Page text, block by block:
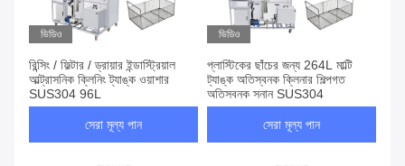
ভিডিও
রিন্সিং / ফিল্টার / ড্রায়ার ইন্ডাস্ট্রিয়াল
আল্ট্রাসনিক ক্লিনিং ট্যাঙ্ক ওয়াশার
SUS304 96L
সেরা মূল্য পান
ভিডিও
প্লাস্টিকের ছাঁচের জন্য 264L মাল্টি
ট্যাঙ্ক অতিস্বনক ক্লিনার শিল্পগত
অতিস্বনক স্নান SUS304
সেরা মূল্য পান